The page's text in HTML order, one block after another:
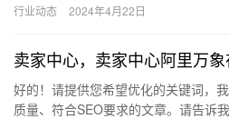
逊、…
行业动态 2024年4月22日
卖家中心，卖家中心阿里万
好的！请提供您希望优化的关键词，
质量、符合SEO要求的文章。请告诉